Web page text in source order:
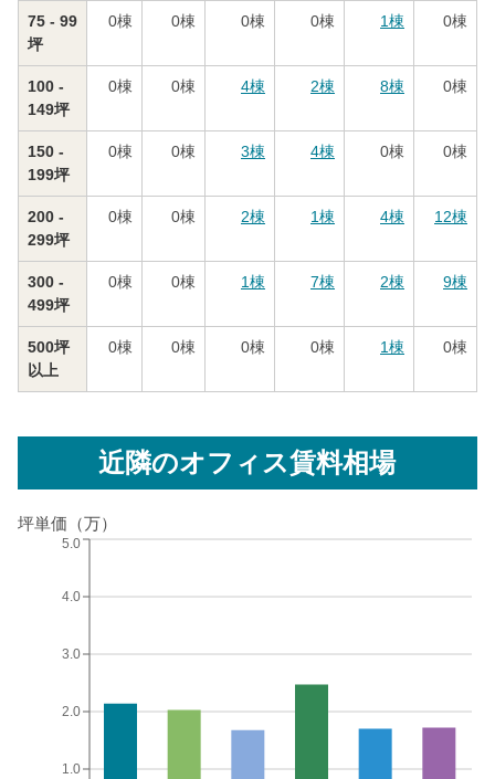
75 - 99
坪
0棟 0棟 0棟 0棟 1棟 0棟
100 -
149坪
0棟 0棟 4棟 2棟 8棟 0棟
150 -
199坪
0棟 0棟 3棟 4棟 0棟 0棟
200 -
299坪
0棟 0棟 2棟 1棟 4棟 12棟
300 -
499坪
0棟 0棟 1棟 7棟 2棟 9棟
500坪
以上
0棟 0棟 0棟 0棟 1棟 0棟
近隣のオフィス賃料相場
坪単価（万）
1.0
2.0
3.0
4.0
5.0